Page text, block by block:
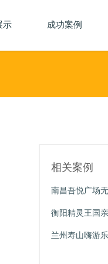
示 成功案例
相关案例
南昌吾悦广场
衡阳精灵王国
兰州寿山嗨游